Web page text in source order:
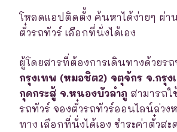
โหลดแอปติดตั้ง ค้นหาได้ง่ายๆ ผ่า
ตั๋วรถทัวร์ เลือกที่นั่งได้เอง
ผู้โดยสารที่ต้องการเดินทางด้วยรถ
กรุงเทพ (หมอชิต2) จตุจักร จ.กรุ
กุดกระสู้ จ.หนองบัวลำภู สามารถใ
รถทัวร์ จองตั๋วรถทัวร์ออนไลน์ล่วง
ทาง เลือกที่นั่งได้เอง ชำระค่าตั๋วสะ